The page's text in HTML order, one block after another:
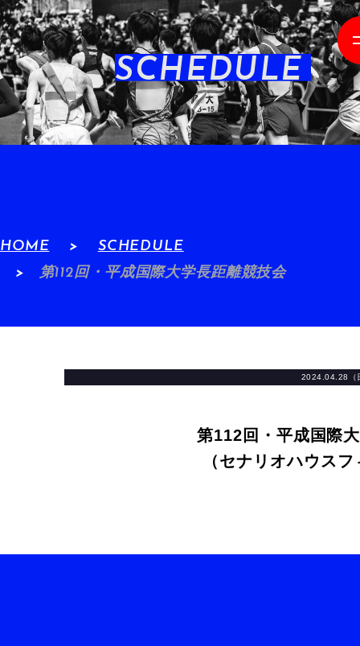
SCHEDULE
HOME
SCHEDULE
第112回・平成国際大学長距離競技会
2024.04.28（
第112回・平成国際
（セナリオハウス